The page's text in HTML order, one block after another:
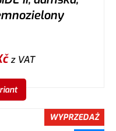
z VAT
WYPRZEDAŻ